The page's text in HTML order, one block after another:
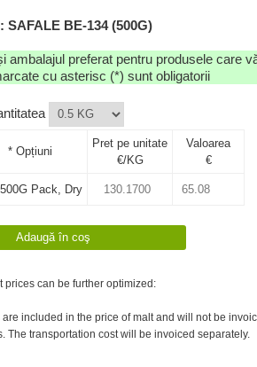
SAFALE BE-134 (500G)
ambalajul preferat pentru produsele care
cu asterisc (*) sunt obligatorii
* Opțiuni
Pret pe unitate
€/KG
Valoarea
€
Pack, Dry
prices can be further optimized:
included in the price of malt and will not be
The transportation cost will be invoiced separately.